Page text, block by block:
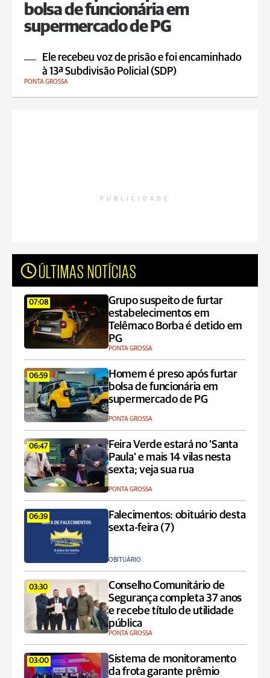
bolsa de funcionária em
supermercado de PG
Ele recebeu voz de prisão e foi encaminhado
à 13ª Subdivisão Policial (SDP)
PONTA GROSSA
PUBLICIDADE
ÚLTIMAS NOTÍCIAS
07:08
Grupo suspeito de furtar
estabelecimentos em
Telêmaco Borba é detido em
PG
PONTA GROSSA
06:59
Homem é preso após furtar
bolsa de funcionária em
supermercado de PG
PONTA GROSSA
06:47
Feira Verde estará no 'Santa
Paula' e mais 14 vilas nesta
sexta; veja sua rua
PONTA GROSSA
06:39
Falecimentos: obituário desta
sexta-feira (7)
OBITUÁRIO
03:30
Conselho Comunitário de
Segurança completa 37 anos
e recebe título de utilidade
pública
PONTA GROSSA
03:00
Sistema de monitoramento
da frota garante prêmio